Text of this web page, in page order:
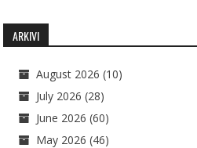
ARKIVI
August 2026 (10)
July 2026 (28)
June 2026 (60)
May 2026 (46)